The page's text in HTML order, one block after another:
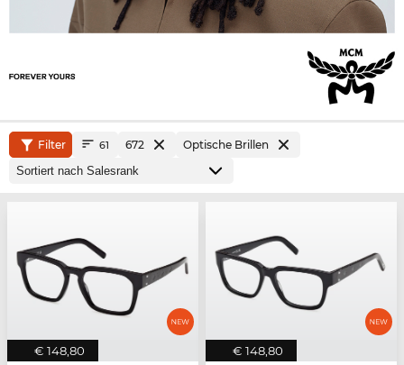
Filter 61 672 Optische Brillen
€ 148,80 € 148,80